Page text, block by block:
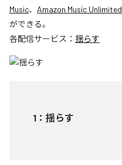
Music、 Amazon Music Unlimited
ができる。
各配信サービス： 揺らす
1 ： 揺らす